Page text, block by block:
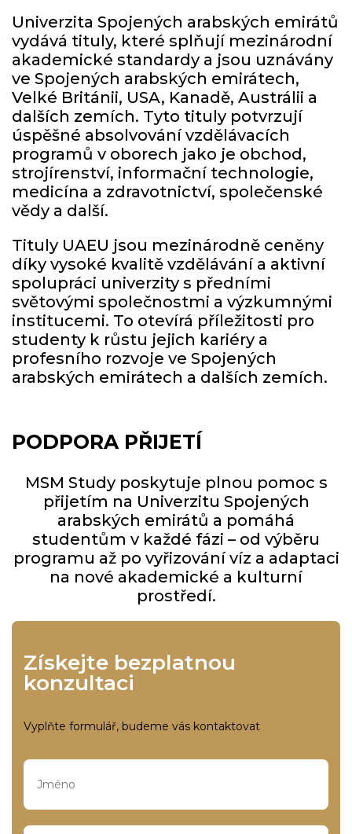
Univerzita Spojených arabských emirátů
vydává tituly, které splňují mezinárodní
akademické standardy a jsou uznávány
ve Spojených arabských emirátech,
Velké Británii, USA, Kanadě, Austrálii a
dalších zemích. Tyto tituly potvrzují
úspěšné absolvování vzdělávacích
programů v oborech jako je obchod,
strojírenství, informační technologie,
medicína a zdravotnictví, společenské
vědy a další.
Tituly UAEU jsou mezinárodně ceněny
díky vysoké kvalitě vzdělávání a aktivní
spolupráci univerzity s předními
světovými společnostmi a výzkumnými
institucemi. To otevírá příležitosti pro
studenty k růstu jejich kariéry a
profesního rozvoje ve Spojených
arabských emirátech a dalších zemích.
PODPORA PŘIJETÍ
MSM Study poskytuje plnou pomoc s
přijetím na Univerzitu Spojených
arabských emirátů a pomáhá
studentům v každé fázi – od výběru
programu až po vyřizování víz a adaptaci
na nové akademické a kulturní
prostředí.
Získejte bezplatnou
konzultaci
Vyplňte formulář, budeme vás kontaktovat